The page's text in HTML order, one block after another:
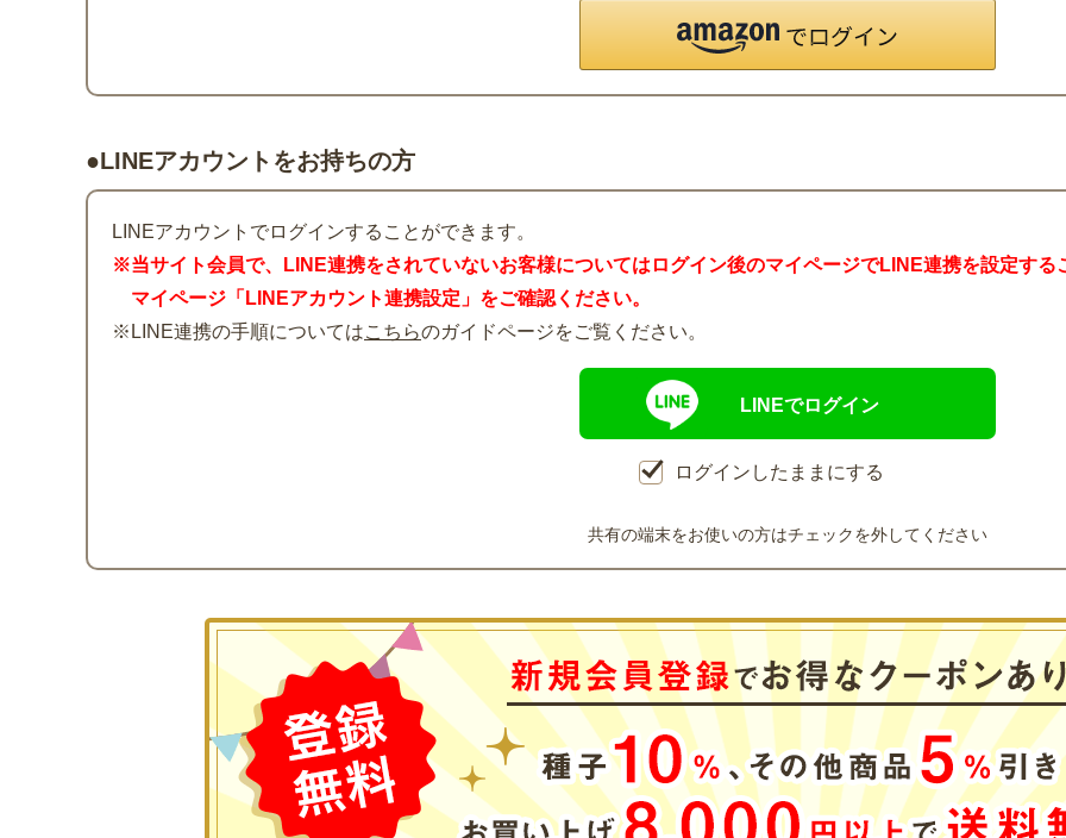
●LINEアカウントをお持ちの方
LINEアカウントでログインすることができます。
※当サイト会員で、LINE連携をされていないお客様についてはログイン後のマイページでLINE連携を設定する
マイページ「LINEアカウント連携設定」をご確認ください。
※LINE連携の手順についてはこちらのガイドページをご覧ください。
LINEでログイン
ログインしたままにする
共有の端末をお使いの方はチェックを外してください